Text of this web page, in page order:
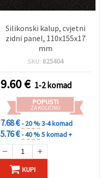
Silikonski kalup, cvjetni
zidni panel, 110x155x17
mm
SKU: 825404
9.60€ 1-2 komad
POPUSTI
ZA KOLIČINU
7.68 €- 20 %3-4 komad
5.76 €- 40 %5 komad +
KUPI